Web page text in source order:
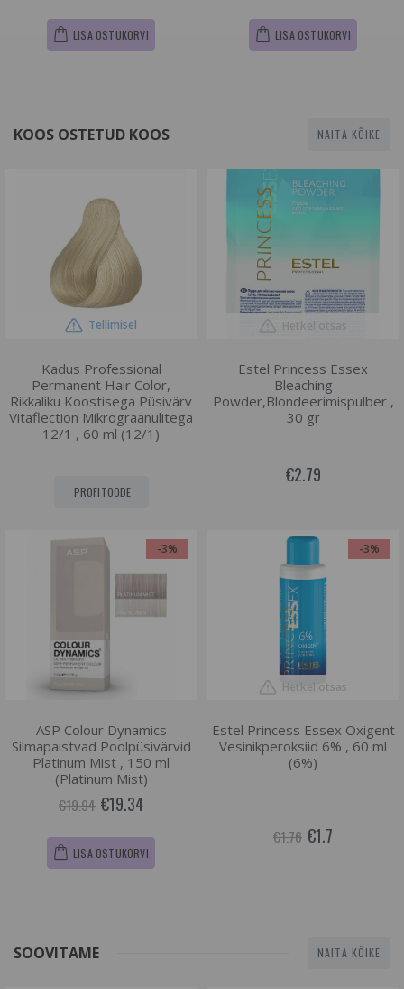
LISA OSTUKORVI LISA OSTUKORVI
KOOS OSTETUD KOOS NAITA KÕIKE
Tellimisel
Kadus Professional
Permanent Hair Color,
Rikkaliku Koostisega Püsivärv
Vitaflection Mikrograanulitega
12/1 , 60 ml (12/1)
PROFITOODE
Hetkel otsas
Estel Princess Essex
Bleaching
Powder,Blondeerimispulber ,
30 gr
€2.79
-3%
ASP Colour Dynamics
Silmapaistvad Poolpüsivärvid
Platinum Mist , 150 ml
(Platinum Mist)
€19.94 €19.34
LISA OSTUKORVI
-3%
Hetkel otsas
Estel Princess Essex Oxigent
Vesinikperoksiid 6% , 60 ml
(6%)
€1.76 €1.7
SOOVITAME NAITA KÕIKE